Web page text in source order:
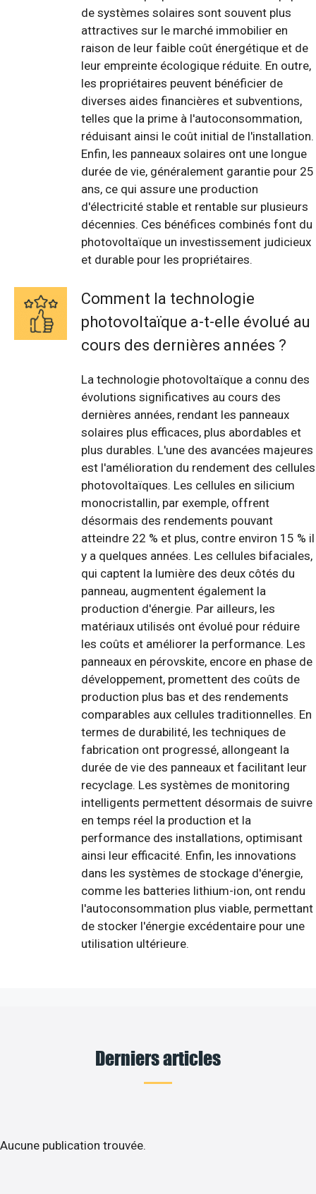
de systèmes solaires sont souvent plus
attractives sur le marché immobilier en
raison de leur faible coût énergétique et de
leur empreinte écologique réduite. En outre,
les propriétaires peuvent bénéficier de
diverses aides financières et subventions,
telles que la prime à l'autoconsommation,
réduisant ainsi le coût initial de l'installation.
Enfin, les panneaux solaires ont une longue
durée de vie, généralement garantie pour 25
ans, ce qui assure une production
d'électricité stable et rentable sur plusieurs
décennies. Ces bénéfices combinés font du
photovoltaïque un investissement judicieux
et durable pour les propriétaires.
Comment la technologie
photovoltaïque a-t-elle évolué au
cours des dernières années ?
La technologie photovoltaïque a connu des
évolutions significatives au cours des
dernières années, rendant les panneaux
solaires plus efficaces, plus abordables et
plus durables. L'une des avancées majeures
est l'amélioration du rendement des cellules
photovoltaïques. Les cellules en silicium
monocristallin, par exemple, offrent
désormais des rendements pouvant
atteindre 22 % et plus, contre environ 15 % il
y a quelques années. Les cellules bifaciales,
qui captent la lumière des deux côtés du
panneau, augmentent également la
production d'énergie. Par ailleurs, les
matériaux utilisés ont évolué pour réduire
les coûts et améliorer la performance. Les
panneaux en pérovskite, encore en phase de
développement, promettent des coûts de
production plus bas et des rendements
comparables aux cellules traditionnelles. En
termes de durabilité, les techniques de
fabrication ont progressé, allongeant la
durée de vie des panneaux et facilitant leur
recyclage. Les systèmes de monitoring
intelligents permettent désormais de suivre
en temps réel la production et la
performance des installations, optimisant
ainsi leur efficacité. Enfin, les innovations
dans les systèmes de stockage d'énergie,
comme les batteries lithium-ion, ont rendu
l'autoconsommation plus viable, permettant
de stocker l'énergie excédentaire pour une
utilisation ultérieure.
Derniers articles
Aucune publication trouvée.